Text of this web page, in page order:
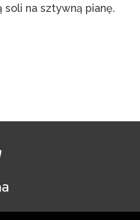
soli na sztywną pianę.